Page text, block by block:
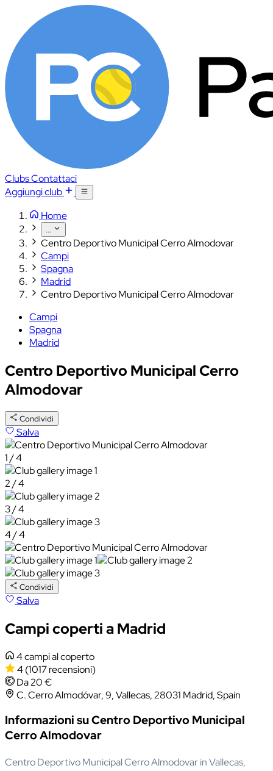
ClubsContattaci
Aggiungi club
Home
...
Centro Deportivo Municipal Cerro Almodovar
Campi
Spagna
Madrid
Centro Deportivo Municipal Cerro Almodovar
Campi
Spagna
Madrid
Centro Deportivo Municipal Cerro
Almodovar
Condividi
Salva
1 / 4
2 / 4
3 / 4
4 / 4
Condividi
Salva
Campi coperti a Madrid
4 campi al coperto
4(1017 recensioni)
Da 20 €
C. Cerro Almodóvar, 9, Vallecas, 28031 Madrid, Spain
Informazioni su Centro Deportivo Municipal
Cerro Almodovar
Centro Deportivo Municipal Cerro Almodovar in Vallecas,